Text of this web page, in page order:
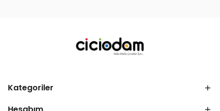
Kategoriler